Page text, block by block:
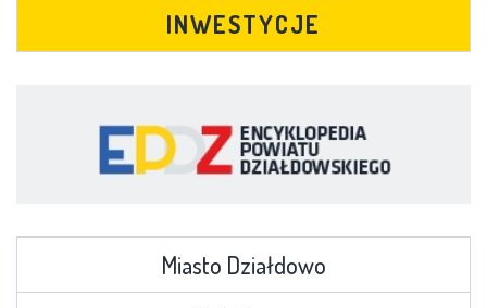
INWESTYCJE
Miasto Działdowo